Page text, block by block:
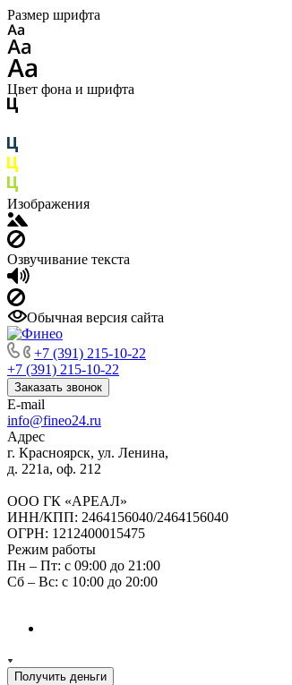
Размер шрифта
Цвет фона и шрифта
Изображения
Озвучивание текста
Обычная версия сайта
+7 (391) 215-10-22
+7 (391) 215-10-22
Заказать звонок
E-mail
info@fineo24.ru
Адрес
г. Красноярск, ул. Ленина,
д. 221а, оф. 212
ООО ГК «АРЕАЛ»
ИНН/КПП: 2464156040/2464156040
ОГРН: 1212400015475
Режим работы
Пн – Пт: с 09:00 до 21:00
Сб – Вс: с 10:00 до 20:00
Получить деньги